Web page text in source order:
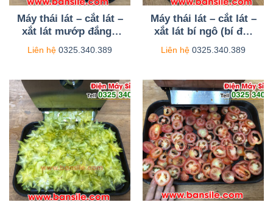
Máy thái lát – cắt lát –
xắt lát mướp đắng (
khổ qua ) thành lát
mỏng từ 0-10mm
Liên hệ 0325.340.389
Máy thái lát – cắt lát –
xắt lát bí ngô (bí đỏ)
thành lát mỏng từ 0-
Liên hệ 0325.340.389